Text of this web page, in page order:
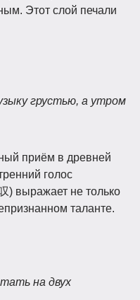
Этот слой печали
грустью, а утром
приём в древней
голос
) выражает не только
таланте.
на двух